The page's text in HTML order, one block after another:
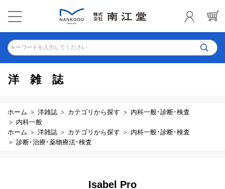
キーワードを入力してください
洋雑誌
ホーム 洋雑誌 カテゴリから探す
内科一般･診断･検査
内科一般
ホーム
洋雑誌 カテゴリから探す
内科一般･診断･検査
診断･治療･薬物療法･検査
Isabel Pro